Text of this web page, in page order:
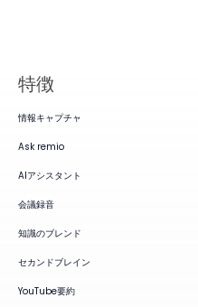
特徴
情報キャプチャ
Ask remio
AIアシスタント
会議録音
知識のブレンド
セカンドブレイン
YouTube要約